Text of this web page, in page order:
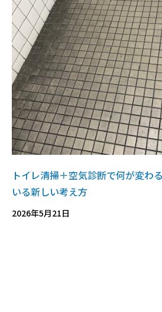
トイレ清掃＋空気診断で何が変わ
いる新しい考え方
2026年5月21日